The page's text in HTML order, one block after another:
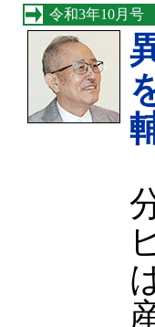
令和3年10月号